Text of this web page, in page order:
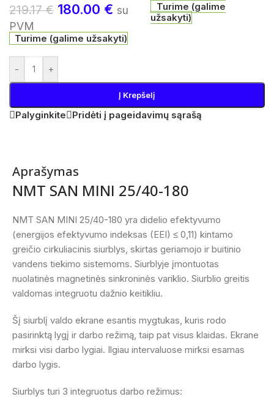
219.17€ 180.00 € su
PVM
Turime (galime
užsakyti)
Turime (galime užsakyti)
- +
Į Krepšelį
Palyginkite Pridėti į pageidavimų sąrašą
Aprašymas
NMT SAN MINI 25/40-180
NMT SAN MINI 25/40-180 yra didelio efektyvumo
(energijos efektyvumo indeksas (EEI) ≤ 0,11) kintamo
greičio cirkuliacinis siurblys, skirtas geriamojo ir buitinio
vandens tiekimo sistemoms. Siurblyje įmontuotas
nuolatinės magnetinės sinkroninės variklio. Siurblio greitis
valdomas integruotu dažnio keitikliu.
Šį siurblį valdo ekrane esantis mygtukas, kuris rodo
pasirinktą lygį ir darbo režimą, taip pat visus klaidas. Ekrane
mirksi visi darbo lygiai. Ilgiau intervaluose mirksi esamas
darbo lygis.
Siurblys turi 3 integruotus darbo režimus: